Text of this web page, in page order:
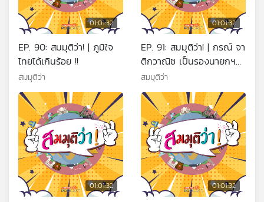
01:01:32
EP. 90: สมมุติว่า! | ภูมิใจ
ไทยได้เกินร้อย !!
สมมุติว่า
01:01:32
EP. 91: สมมุติว่า! | กรณ์ จา
ติกวาณิช เป็นรองนายกฯ
เศรษฐกิจ
สมมุติว่า
01:01:32 01:01:32